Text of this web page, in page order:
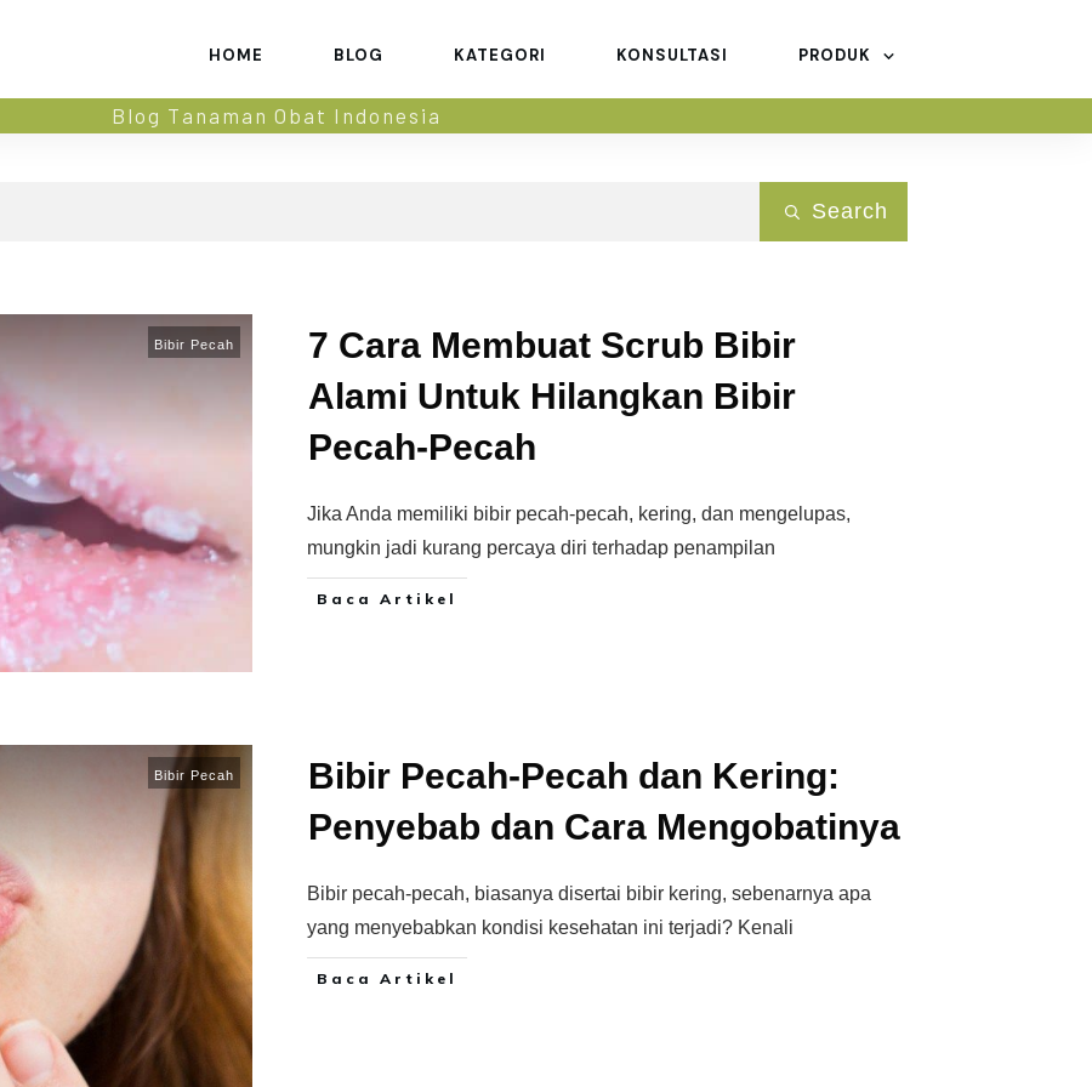
HOME BLOG KATEGORI KONSULTASI PRODUK
Blog Tanaman Obat Indonesia
Search
Bibir Pecah
7 Cara Membuat Scrub Bibir
Alami Untuk Hilangkan Bibir
Pecah-Pecah
Jika Anda memiliki bibir pecah-pecah, kering, dan mengelupas,
mungkin jadi kurang percaya diri terhadap penampilan
Baca Artikel
Bibir Pecah
Bibir Pecah-Pecah dan Kering:
Penyebab dan Cara Mengobatinya
Bibir pecah-pecah, biasanya disertai bibir kering, sebenarnya apa
yang menyebabkan kondisi kesehatan ini terjadi? Kenali
Baca Artikel